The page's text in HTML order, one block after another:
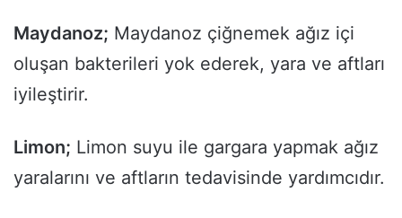
Maydanoz; Maydanoz çiğnemek ağız içi
oluşan bakterileri yok ederek, yara ve aftları
iyileştirir.
Limon; Limon suyu ile gargara yapmak ağız
yaralarını ve aftların tedavisinde yardımcıdır.